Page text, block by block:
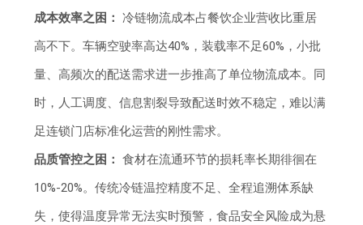
成本效率之困： 冷链物流成本占餐饮企业营收比重居
高不下。车辆空驶率高达40%，装载率不足60%，小批
量、高频次的配送需求进一步推高了单位物流成本。同
时，人工调度、信息割裂导致配送时效不稳定，难以满
足连锁门店标准化运营的刚性需求。
品质管控之困： 食材在流通环节的损耗率长期徘徊在
10%-20%。传统冷链温控精度不足、全程追溯体系缺
失，使得温度异常无法实时预警，食品安全风险成为悬